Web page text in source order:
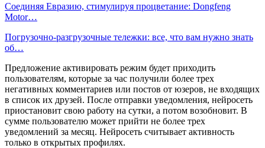
Соединяя Евразию, стимулируя процветание: Dongfeng
Motor…
Погрузочно-разгрузочные тележки: все, что вам нужно знать
об…
Предложение активировать режим будет приходить
пользователям, которые за час получили более трех
негативных комментариев или постов от юзеров, не входящих
в список их друзей. После отправки уведомления, нейросеть
приостановит свою работу на сутки, а потом возобновит. В
сумме пользователю может прийти не более трех
уведомлений за месяц. Нейросеть считывает активность
только в открытых профилях.